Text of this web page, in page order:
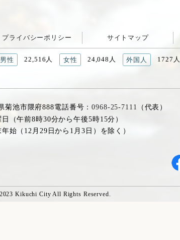
プライバシーポリシー サイトマップ
男性 22,516人 女性 24,048人 外国人 1727人
菊池市隈府888電話番号：0968-25-7111
（代表）
（午前8時30分から午後5時15分）
始（12月29日から1月3日）を除く）
Kikuchi City All Rights Reserved.